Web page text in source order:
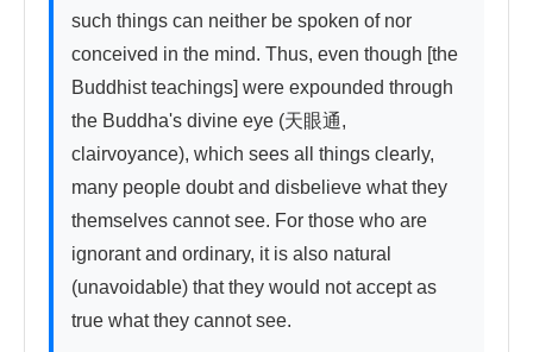
such things can neither be spoken of nor
conceived in the mind. Thus, even though [the
Buddhist teachings] were expounded through
the Buddha's divine eye (天眼通,
clairvoyance), which sees all things clearly,
many people doubt and disbelieve what they
themselves cannot see. For those who are
ignorant and ordinary, it is also natural
(unavoidable) that they would not accept as
true what they cannot see.